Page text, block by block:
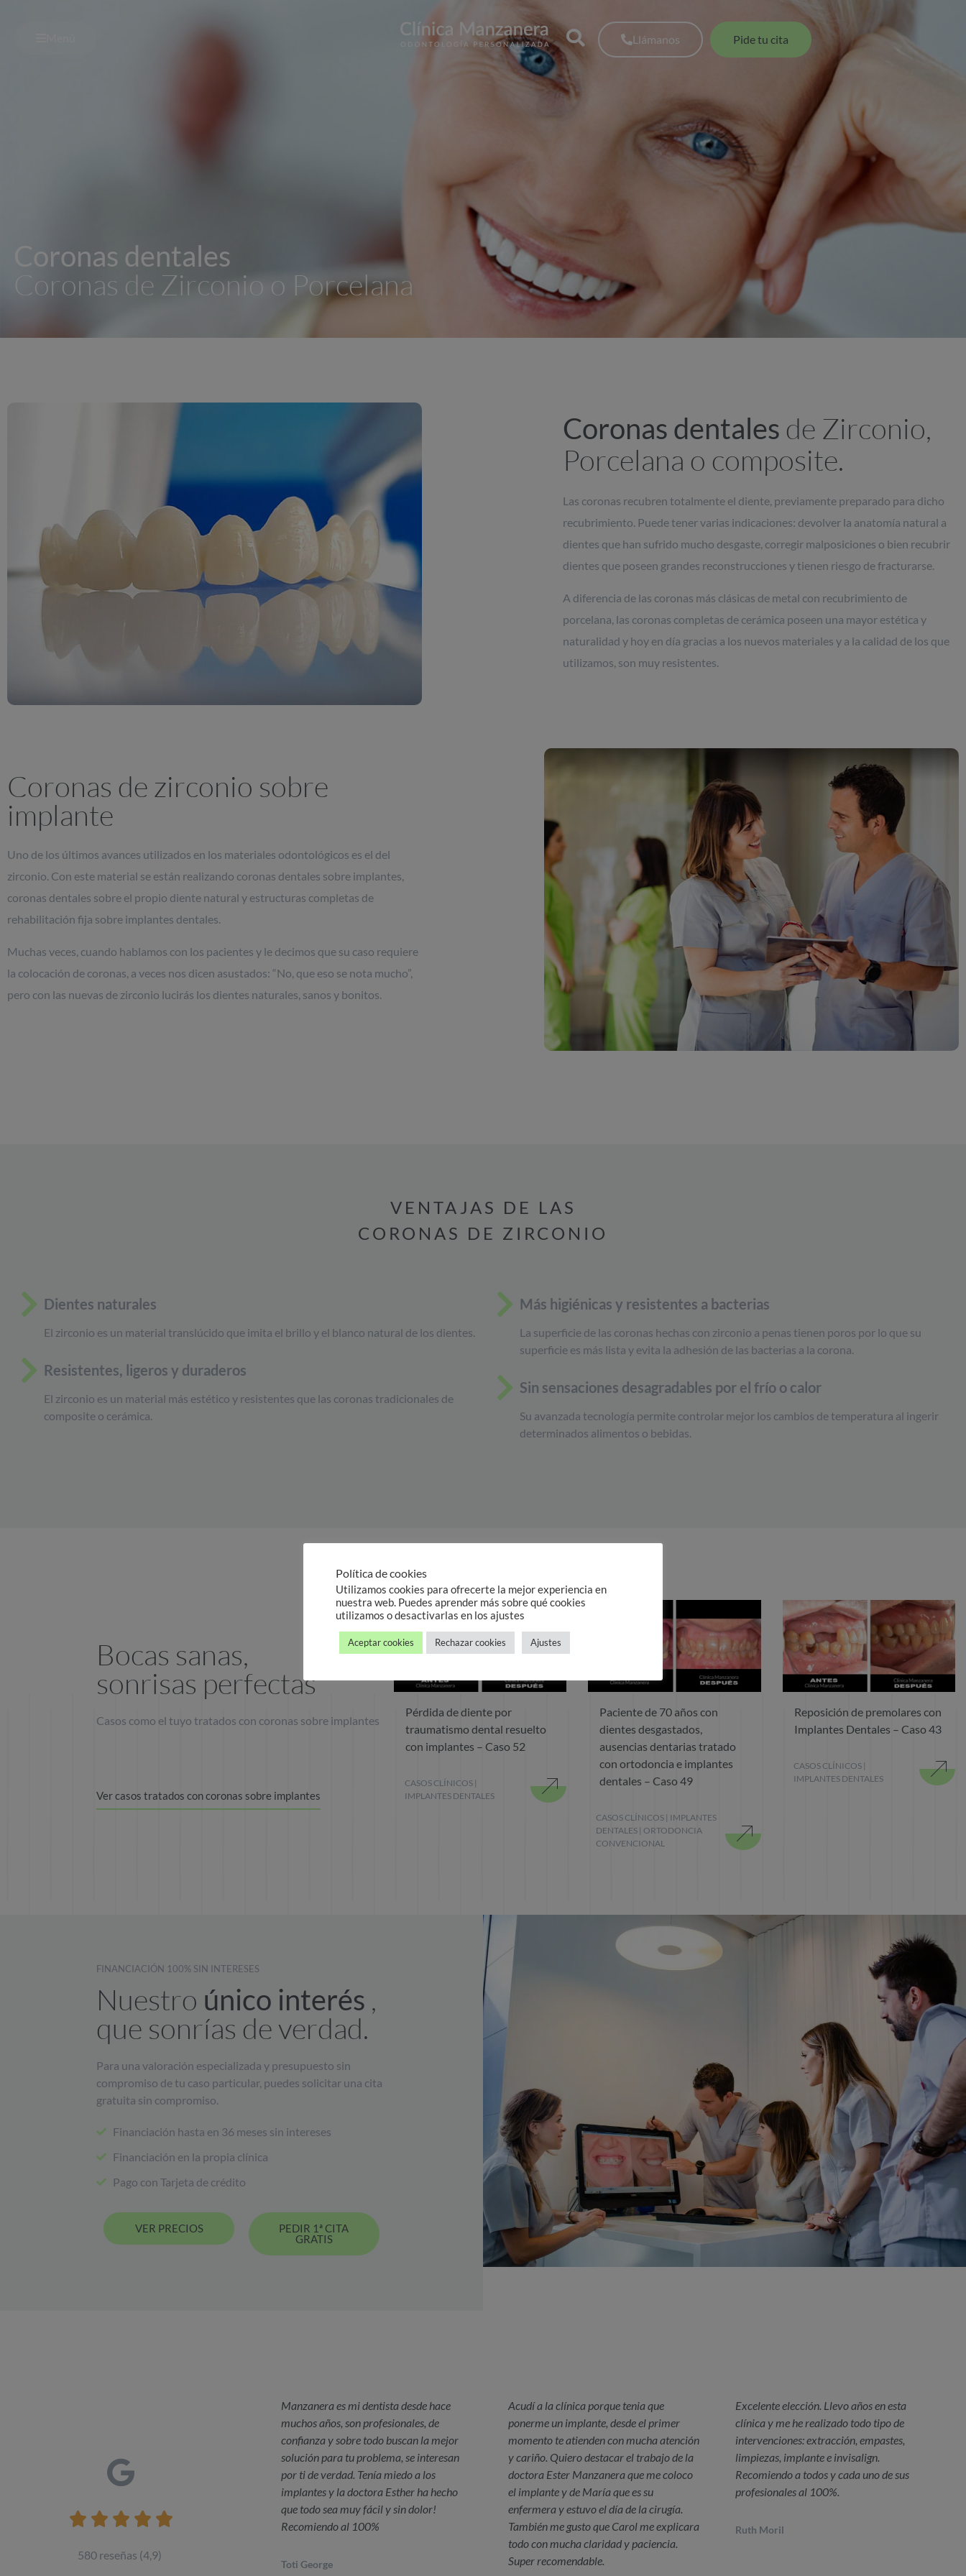
Llámanos Pide tu cita
Coronas dentales
Coronas de Zirconio o Porcelana
Coronas dentales de Zirconio,
Porcelana o composite.
Las coronas recubren totalmente el diente, previamente preparado para dicho
recubrimiento. Puede tener varias indicaciones: devolver la anatomía natural a
dientes que han sufrido mucho desgaste, corregir malposiciones o bien recubrir
dientes que poseen grandes reconstrucciones y tienen riesgo de fracturarse.
A diferencia de las coronas más clásicas de metal con recubrimiento de
porcelana, las coronas completas de cerámica poseen una mayor estética y
naturalidad y hoy en día gracias a los nuevos materiales y a la calidad de los que
utilizamos, son muy resistentes.
Coronas de zirconio sobre
implante
Uno de los últimos avances utilizados en los materiales odontológicos es el del
zirconio. Con este material se están realizando coronas dentales sobre implantes,
coronas dentales sobre el propio diente natural y estructuras completas de
rehabilitación fija sobre implantes dentales.
Muchas veces, cuando hablamos con los pacientes y le decimos que su caso requiere
la colocación de coronas, a veces nos dicen asustados: “No, que eso se nota mucho”,
pero con las nuevas de zirconio lucirás los dientes naturales, sanos y bonitos.
VENTAJAS DE LAS
CORONAS DE ZIRCONIO
Dientes naturales
El zirconio es un material translúcido que imita el brillo y el blanco natural de los dientes.
Resistentes, ligeros y duraderos
El zirconio es un material más estético y resistentes que las coronas tradicionales de
composite o cerámica.
Más higiénicas y resistentes a bacterias
La superficie de las coronas hechas con zirconio a penas tienen poros por lo que su
superficie es más lista y evita la adhesión de las bacterias a la corona.
Sin sensaciones desagradables por el frío o calor
Su avanzada tecnología permite controlar mejor los cambios de temperatura al ingerir
determinados alimentos o bebidas.
Bocas sanas,
sonrisas perfectas
Casos como el tuyo tratados con coronas sobre implantes
Ver casos tratados con coronas sobre implantes
Pérdida de diente por
traumatismo dental resuelto
con implantes – Caso 52
CASOS CLÍNICOS|
IMPLANTES DENTALES
Paciente de 70 años con
dientes desgastados,
ausencias dentarias tratado
con ortodoncia e implantes
dentales – Caso 49
CASOS CLÍNICOS| IMPLANTES
DENTALES| ORTODONCIA
CONVENCIONAL
Reposición de premolares con
Implantes Dentales – Caso 43
CASOS CLÍNICOS |
IMPLANTES DENTALES
FINANCIACIÓN 100% SIN INTERESES
Nuestro único interés ,
que sonrías de verdad.
Para una valoración especializada y presupuesto sin
compromiso de tu caso particular, puedes solicitar una cita
gratuita sin compromiso.
Financiación hasta en 36 meses sin intereses
Financiación en la propia clínica
Pago con Tarjeta de crédito
VER PRECIOS
PEDIR 1ª CITA
GRATIS
    
580 reseñas (4,9)
limpiezas, implante e invisalign.
Recomiendo a todos y cada uno de sus
Ruth Moril
Manzanera es mi dentista desde hace
muchos años, son profesionales, de
confianza y sobre todo buscan la mejor
solución para tu problema, se interesan
por ti de verdad. Tenía miedo a los
implantes y la doctora Esther ha hecho
que todo sea muy fácil y sin dolor!
Recomiendo al 100%
Toti George
Acudí a la clínica porque tenia que
ponerme un implante, desde el primer
momento te atienden con mucha atención
y cariño. Quiero destacar el trabajo de la
doctora Ester Manzanera que me coloco
el implante y de María que es su
enfermera y estuvo el día de la cirugía.
También me gusto que Carol me explicara
todo con mucha claridad y paciencia.
Super recomendable.
Excelente elección. Llevo años en esta
clínica y me he realizado todo tipo de
intervenciones: extracción, empastes,
limpiezas, implante e invisalign.
Recomiendo a todos y cada uno de sus
profesionales al 100%.
Ruth Moril
Política de cookies
Utilizamos cookies para ofrecerte la mejor experiencia en
nuestra web. Puedes aprender más sobre qué cookies
utilizamos o desactivarlas en los ajustes
Aceptar cookies Rechazar cookies Ajustes